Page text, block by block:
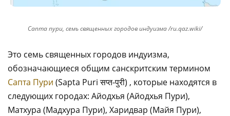
Сапта пури, семь священных городов индуизма /ru.qaz.wiki/
Это семь священных городов индуизма,
обозначающиеся общим санскритским термином
Сапта Пури (Sapta Puri सप्त-पुरी) , которые находятся в
следующих городах: Айодхья (Айодхья Пури),
Матхура (Мадхура Пури), Харидвар (Майя Пури),